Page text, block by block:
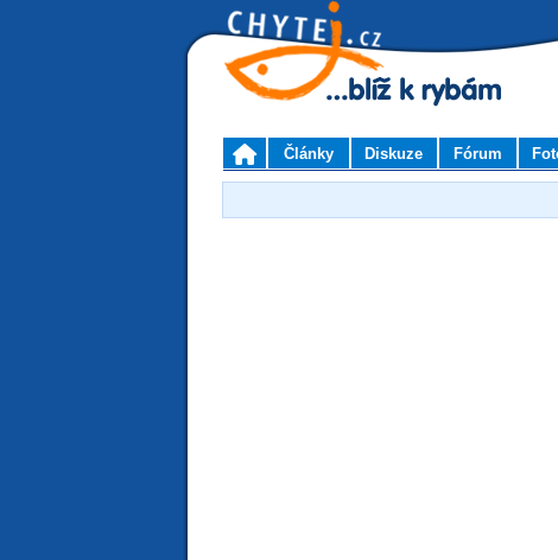
Články Diskuze Fórum